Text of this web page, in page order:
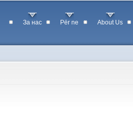
За нас Për ne About Us